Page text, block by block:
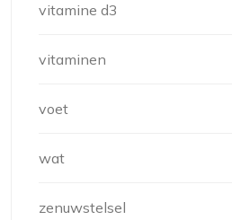
vitamine d3
vitaminen
voet
wat
zenuwstelsel